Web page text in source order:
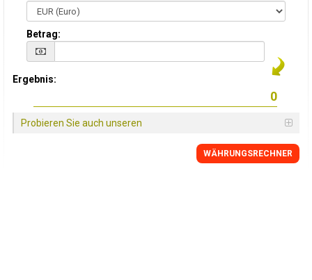
Betrag:
Ergebnis:
Probieren Sie auch unseren
WÄHRUNGSRECHNER